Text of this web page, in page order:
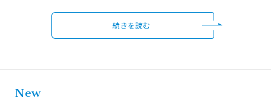
続きを読む
New